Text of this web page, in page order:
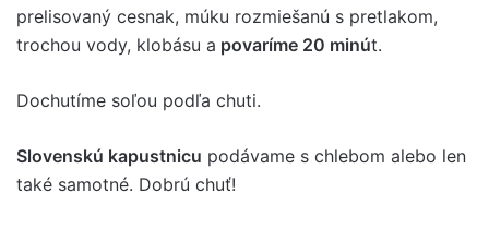
prelisovaný cesnak, múku rozmiešanú s pretlakom,
trochou vody, klobásu a povaríme 20 minút.
Dochutíme soľou podľa chuti.
Slovenskú kapustnicu podávame s chlebom alebo len
také samotné. Dobrú chuť!